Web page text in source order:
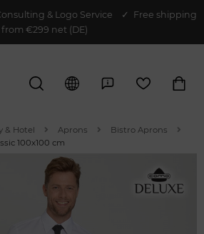
& Logo Service
✓ Free shipping
from €299 net (DE)
& Hotel Aprons
Bistro Aprons
100x100 cm